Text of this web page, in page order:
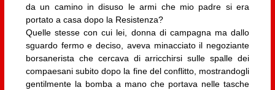
da un camino in disuso le armi che mio padre si era
portato a casa dopo la Resistenza?
Quelle stesse con cui lei, donna di campagna ma dallo
sguardo fermo e deciso, aveva minacciato il negoziante
borsanerista che cercava di arricchirsi sulle spalle dei
compaesani subito dopo la fine del conflitto, mostrandogli
gentilmente la bomba a mano che portava nelle tasche